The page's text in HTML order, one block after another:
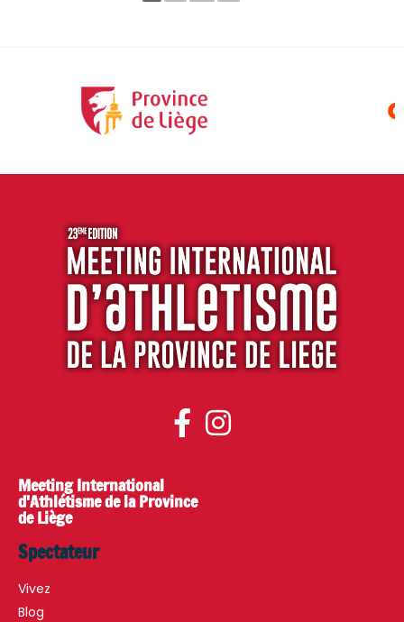
Meeting International
d'Athlétisme de la Province
de Liège
Spectateur
Vivez
Blog